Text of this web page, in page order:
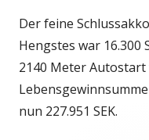
Der feine
Hengstes war 16.300
2140 Meter Autostart
nun 227.951 SEK.